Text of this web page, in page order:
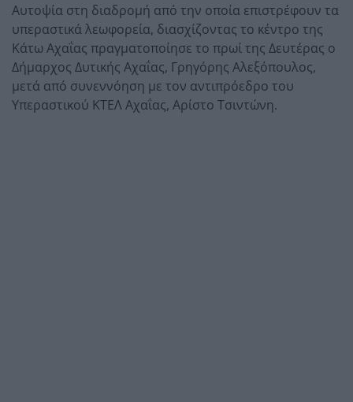
Αυτοψία στη διαδρομή από την οποία επιστρέφουν τα
υπεραστικά λεωφορεία, διασχίζοντας το κέντρο της
Κάτω Αχαΐας πραγματοποίησε το πρωί της Δευτέρας ο
Δήμαρχος Δυτικής Αχαΐας, Γρηγόρης Αλεξόπουλος,
μετά από συνεννόηση με τον αντιπρόεδρο του
Υπεραστικού ΚΤΕΛ Αχαΐας, Αρίστο Τσιντώνη.